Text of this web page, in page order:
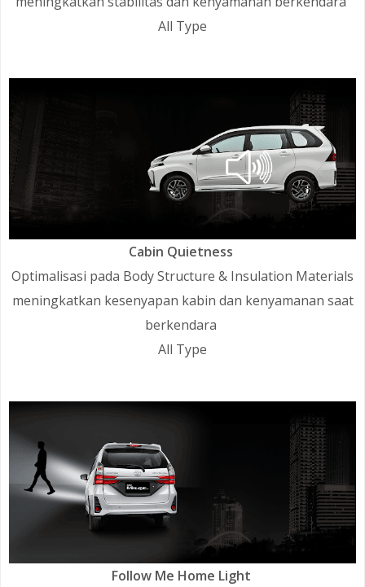
All Type
Cabin Quietness
Optimalisasi pada Body Structure & Insulation Materials
meningkatkan kesenyapan kabin dan kenyamanan saat
berkendara
All Type
Follow Me Home Light